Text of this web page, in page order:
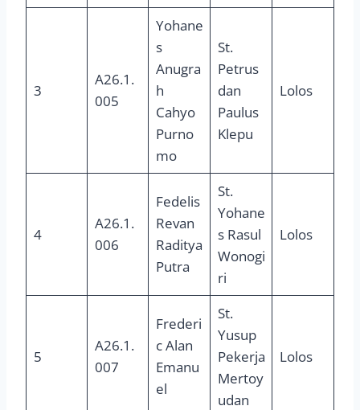
3
A26.1.
005
Yohane
s
Anugra
h
Cahyo
Purno
mo
St.
Petrus
dan
Paulus
Klepu
Lolos
4
A26.1.
006
Fedelis
Revan
Raditya
Putra
St.
Yohane
s Rasul
Wonogi
ri
Lolos
5
A26.1.
007
Frederi
c Alan
Emanu
el
St.
Yusup
Pekerja
Mertoy
udan
Lolos